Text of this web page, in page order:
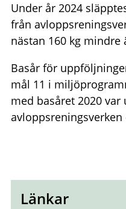
Under år 2024
från
nästan 160 kg mindre
Basår för
mål 11 i
med basåret 2020
avloppsreningsverken
Länkar